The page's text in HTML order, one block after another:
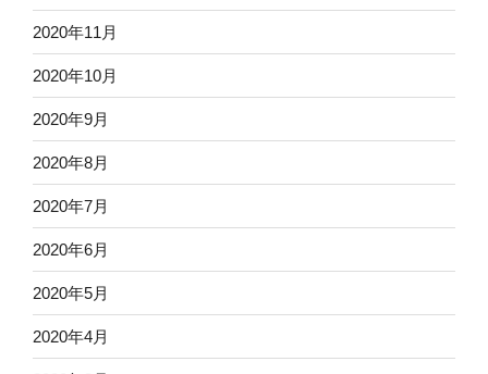
2020年11月
2020年10月
2020年9月
2020年8月
2020年7月
2020年6月
2020年5月
2020年4月